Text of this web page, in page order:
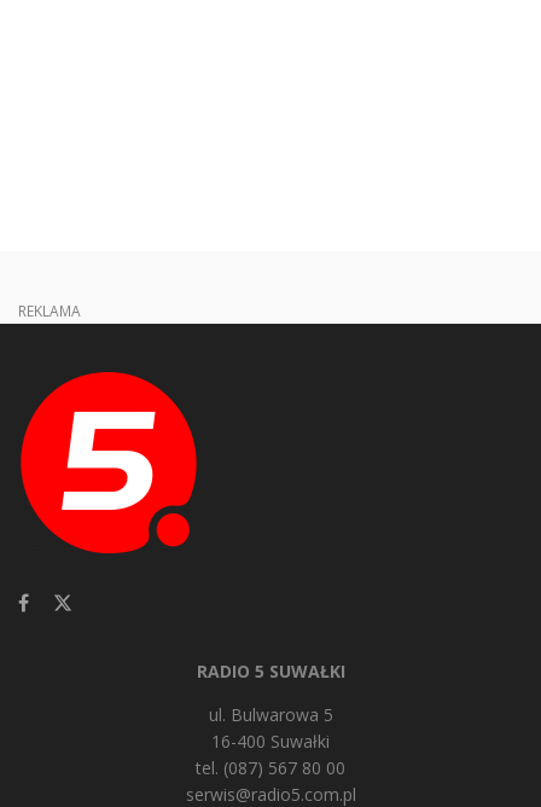
REKLAMA
RADIO 5 SUWAŁKI
ul. Bulwarowa 5
16-400 Suwałki
tel. (087) 567 80 00
serwis@radio5.com.pl